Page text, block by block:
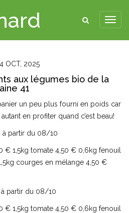
4 OCT, 2025
aux légumes bio de la
41
un peu plus fourni en poids car
en profiter quand c’est beau!
partir du 08/10
€ 1,5kg tomate 4,50 € 0,6kg fenouil
courges en mélange 4,50 €
partir du 08/10
€ 1,5kg tomate 4,50 € 0,6kg fenouil